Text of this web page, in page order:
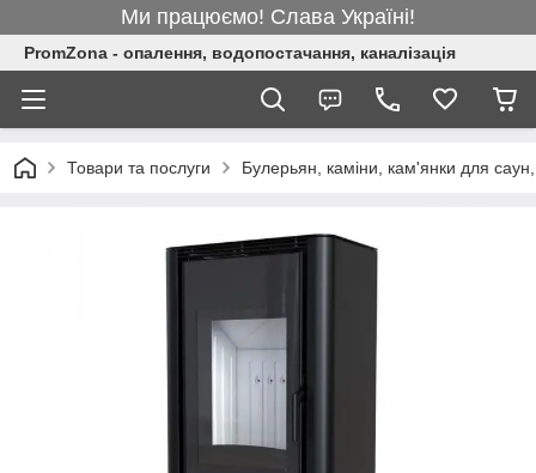
Ми працюємо! Слава Україні!
PromZona - опалення, водопостачання, каналізація
Товари та послуги Булерьян, каміни, кам'янки для саун,